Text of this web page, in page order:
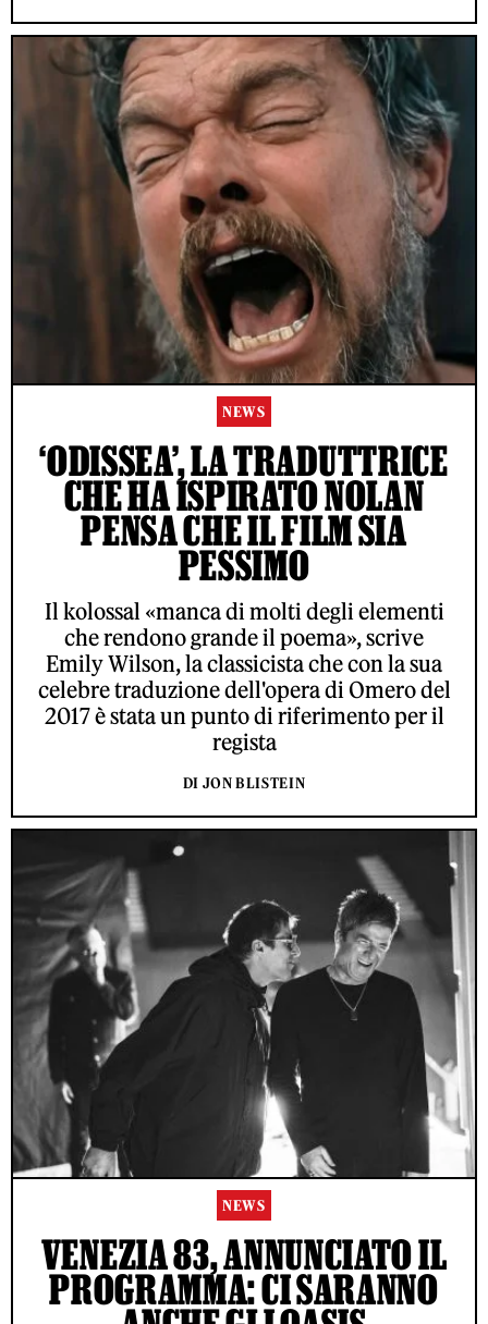
NEWS
‘ODISSEA’, LA TRADUTTRICE
CHE HA ISPIRATO NOLAN
PENSA CHE IL FILM SIA
PESSIMO
Il kolossal «manca di molti degli elementi
che rendono grande il poema», scrive
Emily Wilson, la classicista che con la sua
celebre traduzione dell'opera di Omero del
2017 è stata un punto di riferimento per il
regista
DI JON BLISTEIN
NEWS
VENEZIA 83, ANNUNCIATO IL
PROGRAMMA: CI SARANNO